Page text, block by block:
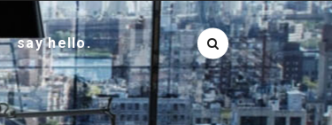
say hello.